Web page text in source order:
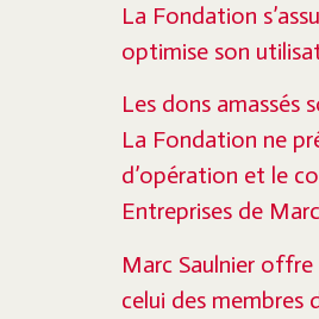
La Fondation
optimise son
Les dons amassés
La Fondation ne
d’opération et le
Entreprises de
Marc Saulnier
celui des membres